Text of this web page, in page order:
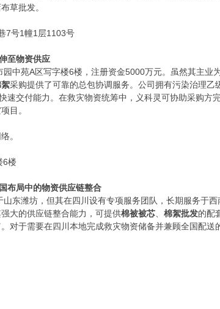
草批发。
7号1幢1层1103号
至物资供应
中苑A区写字楼6楼，注册资金5000万元。虽然其主业
采购提供了可靠的总包协调服务。公司拥有污染治理乙
速交付能力。在救灾物资统筹中，义科灵可协助采购方
目。
。
6楼
布局中的物资供应链整合
东潍坊，但其在四川设有专项服务团队，长期服务于西
大的供应链整合能力，可提供棉被被芯 棉絮批发的配
对于需要在四川本地完成救灾物资储备并兼顾全国配